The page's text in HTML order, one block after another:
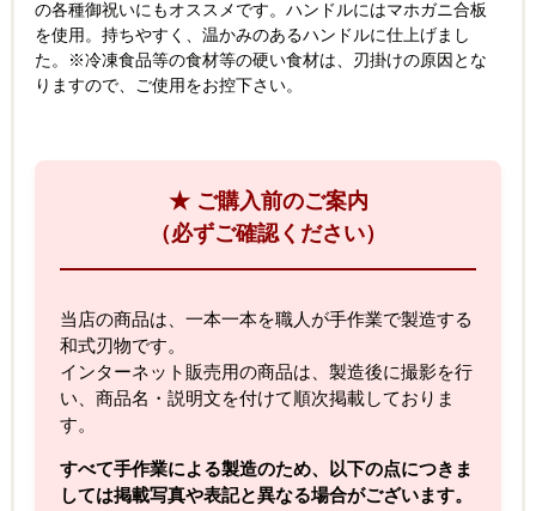
の各種御祝いにもオススメです。ハンドルにはマホガニ合板
を使用。持ちやすく、温かみのあるハンドルに仕上げまし
た。※冷凍食品等の食材等の硬い食材は、刃掛けの原因とな
りますので、ご使用をお控下さい。
★ ご購入前のご案内
（必ずご確認ください）
当店の商品は、一本一本を職人が手作業で製造する
和式刃物です。
インターネット販売用の商品は、製造後に撮影を行
い、商品名・説明文を付けて順次掲載しておりま
す。
すべて手作業による製造のため、以下の点につきま
しては掲載写真や表記と異なる場合がございます。